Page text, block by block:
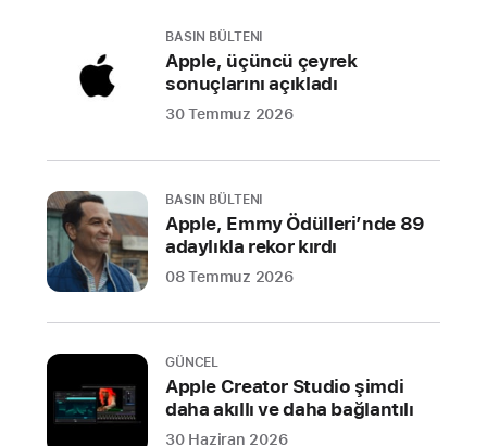
BASIN BÜLTENI
Apple, üçüncü çeyrek
sonuçlarını açıkladı
30 Temmuz 2026
BASIN BÜLTENI
Apple, Emmy Ödülleri’nde 89
adaylıkla rekor kırdı
08 Temmuz 2026
GÜNCEL
Apple Creator Studio şimdi
daha akıllı ve daha bağlantılı
30 Haziran 2026